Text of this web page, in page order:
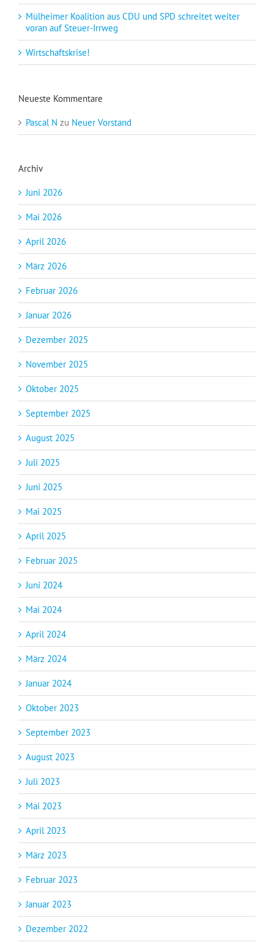
Mülheimer Koalition aus CDU und SPD schreitet weiter
voran auf Steuer-Irrweg
Wirtschaftskrise!
Neueste Kommentare
Pascal N zu Neuer Vorstand
Archiv
Juni 2026
Mai 2026
April 2026
März 2026
Februar 2026
Januar 2026
Dezember 2025
November 2025
Oktober 2025
September 2025
August 2025
Juli 2025
Juni 2025
Mai 2025
April 2025
Februar 2025
Juni 2024
Mai 2024
April 2024
März 2024
Januar 2024
Oktober 2023
September 2023
August 2023
Juli 2023
Mai 2023
April 2023
März 2023
Februar 2023
Januar 2023
Dezember 2022